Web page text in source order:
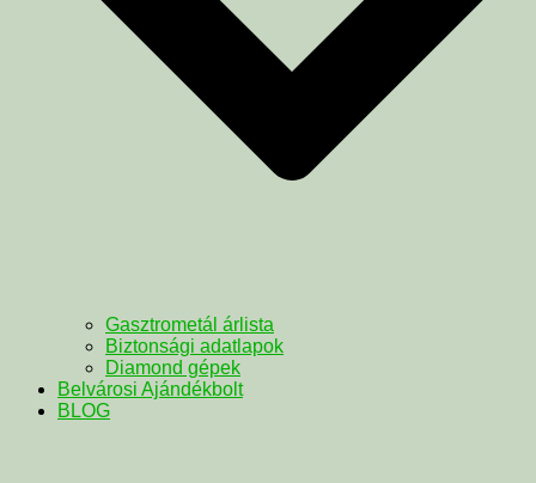
Gasztrometál árlista
Biztonsági adatlapok
Diamond gépek
Belvárosi Ajándékbolt
BLOG